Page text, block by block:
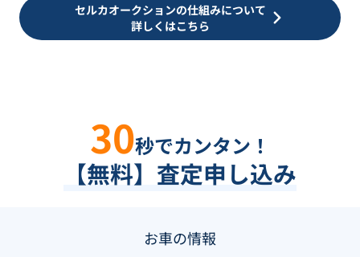
セルカオークションの仕組みについて
詳しくはこちら
30秒でカンタン！
【無料】査定申し込み
お車の情報